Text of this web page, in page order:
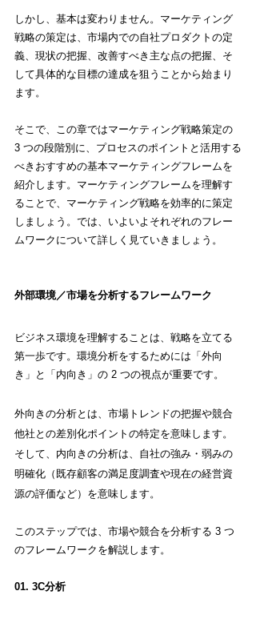
しかし、基本は変わりません。マーケティング
戦略の策定は、市場内での自社プロダクトの定
義、現状の把握、改善すべき主な点の把握、そ
して具体的な目標の達成を狙うことから始まり
ます。
そこで、この章ではマーケティング戦略策定の
3 つの段階別に、プロセスのポイントと活用する
べきおすすめの基本マーケティングフレームを
紹介します。マーケティングフレームを理解す
ることで、マーケティング戦略を効率的に策定
しましょう。 では、いよいよそれぞれのフレー
ムワークについて詳しく見ていきましょう。
外部環境／市場を分析するフレームワーク
ビジネス環境を理解することは、戦略を立てる
第一歩です。 環境分析をするためには「外向
き」と「内向き」の 2 つの視点が重要です。
外向きの分析とは、市場トレンドの把握や競合
他社との差別化ポイントの特定を意味します。
そして、内向きの分析は、自社の強み・弱みの
明確化（既存顧客の満足度調査や現在の経営資
源の評価など）を意味します。
このステップでは、市場や競合を分析する 3 つ
のフレームワークを解説します。
01. 3C分析